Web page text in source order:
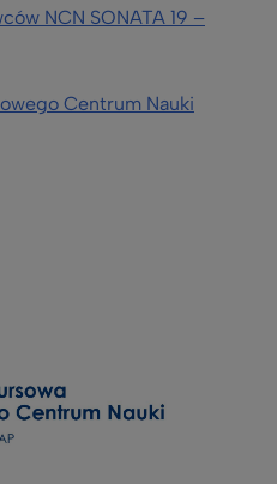
NCN SONATA 19 –
Centrum Nauki